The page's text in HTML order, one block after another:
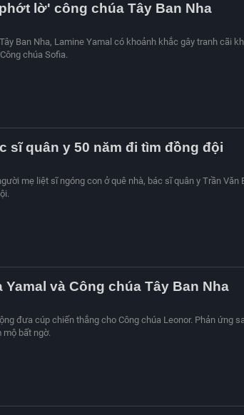
lờ' công chúa Tây Ban Nha
Ban Nha, Lamine Yamal có khoảnh khắc gây tranh cãi
chúa Sofia.
sĩ quân y 50 năm đi tìm đồng đội
mẹ liệt sĩ ngóng con ở quê nhà, bác sĩ quân y Trần Văn
và Công chúa Tây Ban Nha
đưa cúp chiến thắng cho Công chúa Leonor. Phản ứng
mộ bất ngờ.